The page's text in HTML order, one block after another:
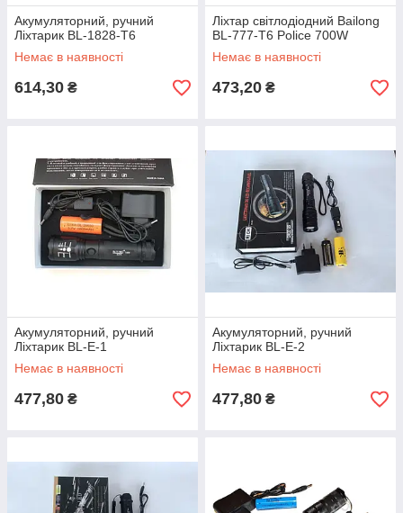
Акумуляторний, ручний
Ліхтарик BL-1828-T6
Немає в наявності
614,30 ₴
Ліхтар світлодіодний Bailong
BL-777-T6 Police 700W
Немає в наявності
473,20 ₴
Акумуляторний, ручний
Ліхтарик BL-E-1
Немає в наявності
477,80 ₴
Акумуляторний, ручний
Ліхтарик BL-E-2
Немає в наявності
477,80 ₴